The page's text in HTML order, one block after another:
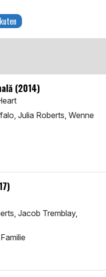
(2014)
Julia Roberts, Wenne
Jacob Tremblay,